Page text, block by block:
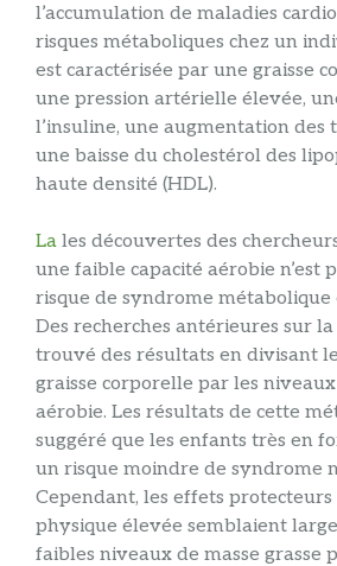
l’accumulation de maladies
risques métaboliques chez un
est caractérisée par une graisse
une pression artérielle élevée,
l’insuline, une augmentation des
une baisse du cholestérol des
haute densité (HDL).
La les découvertes des
une faible capacité aérobie n’est
risque de syndrome métabolique
Des recherches antérieures sur
trouvé des résultats en divisant
graisse corporelle par les
aérobie. Les résultats de cette
suggéré que les enfants très en
un risque moindre de syndrome
Cependant, les effets protecteurs
physique élevée semblaient
faibles niveaux de masse grasse